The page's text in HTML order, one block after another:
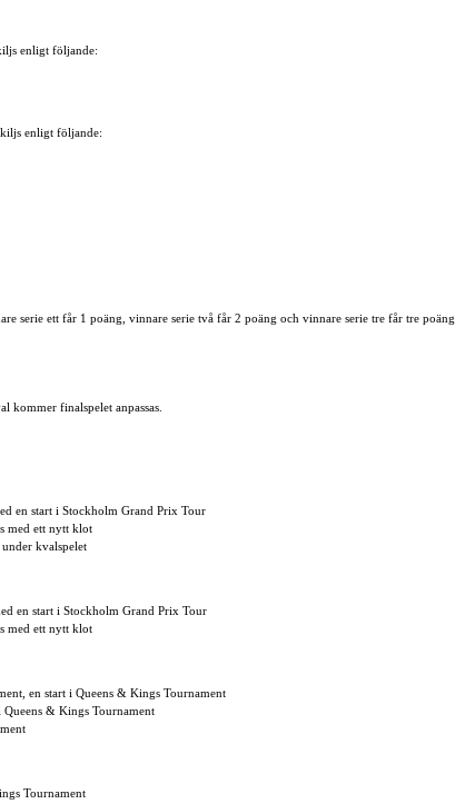
enligt följande:
enligt följande:
serie ett får 1 poäng, vinnare serie två får 2 poäng och vinnare serie tre får tre poäng.
kommer finalspelet anpassas.
en start i Stockholm Grand Prix Tour
med ett nytt klot
kvalspelet
en start i Stockholm Grand Prix Tour
med ett nytt klot
en start i Queens & Kings Tournament
& Kings Tournament
Tournament